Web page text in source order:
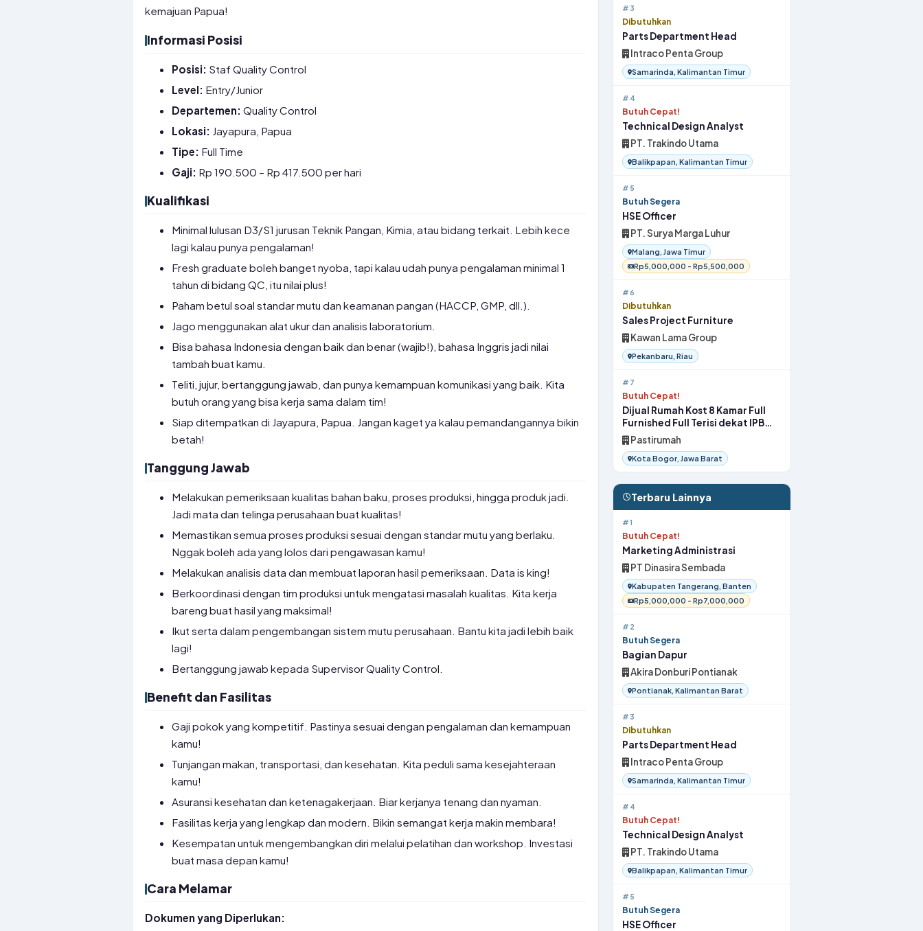
kemajuan Papua!
Informasi Posisi
Posisi: Staf Quality Control
Level: Entry/Junior
Departemen: Quality Control
Lokasi: Jayapura, Papua
Tipe: Full Time
Gaji: Rp 190.500 – Rp 417.500 per hari
Kualifikasi
Minimal lulusan D3/S1 jurusan Teknik Pangan, Kimia, atau bidang terkait. Lebih kece
lagi kalau punya pengalaman!
Fresh graduate boleh banget nyoba, tapi kalau udah punya pengalaman minimal 1
tahun di bidang QC, itu nilai plus!
Paham betul soal standar mutu dan keamanan pangan (HACCP, GMP, dll.).
Jago menggunakan alat ukur dan analisis laboratorium.
Bisa bahasa Indonesia dengan baik dan benar (wajib!), bahasa Inggris jadi nilai
tambah buat kamu.
Teliti, jujur, bertanggung jawab, dan punya kemampuan komunikasi yang baik. Kita
butuh orang yang bisa kerja sama dalam tim!
Siap ditempatkan di Jayapura, Papua. Jangan kaget ya kalau pemandangannya bikin
betah!
Tanggung Jawab
Melakukan pemeriksaan kualitas bahan baku, proses produksi, hingga produk jadi.
Jadi mata dan telinga perusahaan buat kualitas!
Memastikan semua proses produksi sesuai dengan standar mutu yang berlaku.
Nggak boleh ada yang lolos dari pengawasan kamu!
Melakukan analisis data dan membuat laporan hasil pemeriksaan. Data is king!
Berkoordinasi dengan tim produksi untuk mengatasi masalah kualitas. Kita kerja
bareng buat hasil yang maksimal!
Ikut serta dalam pengembangan sistem mutu perusahaan. Bantu kita jadi lebih baik
lagi!
Bertanggung jawab kepada Supervisor Quality Control.
Benefit dan Fasilitas
Gaji pokok yang kompetitif. Pastinya sesuai dengan pengalaman dan kemampuan
kamu!
Tunjangan makan, transportasi, dan kesehatan. Kita peduli sama kesejahteraan
kamu!
Asuransi kesehatan dan ketenagakerjaan. Biar kerjanya tenang dan nyaman.
Fasilitas kerja yang lengkap dan modern. Bikin semangat kerja makin membara!
Kesempatan untuk mengembangkan diri melalui pelatihan dan workshop. Investasi
buat masa depan kamu!
Cara Melamar
Dokumen yang Diperlukan:
#3
Dibutuhkan
Parts Department Head
Intraco Penta Group
Samarinda, Kalimantan Timur
#4
Butuh Cepat!
Technical Design Analyst
PT. Trakindo Utama
Balikpapan, Kalimantan Timur
#5
Butuh Segera
HSE Officer
PT. Surya Marga Luhur
Malang, Jawa Timur
Rp5,000,000 - Rp5,500,000
#6
Dibutuhkan
Sales Project Furniture
Kawan Lama Group
Pekanbaru, Riau
#7
Butuh Cepat!
Dijual Rumah Kost 8 Kamar Full
Furnished Full Terisi dekat IPB
Bogor
Pastirumah
Kota Bogor, Jawa Barat
Terbaru Lainnya
#1
Butuh Cepat!
Marketing Administrasi
PT Dinasira Sembada
Kabupaten Tangerang, Banten
Rp5,000,000 - Rp7,000,000
#2
Butuh Segera
Bagian Dapur
Akira Donburi Pontianak
Pontianak, Kalimantan Barat
#3
Dibutuhkan
Parts Department Head
Intraco Penta Group
Samarinda, Kalimantan Timur
#4
Butuh Cepat!
Technical Design Analyst
PT. Trakindo Utama
Balikpapan, Kalimantan Timur
#5
Butuh Segera
HSE Officer